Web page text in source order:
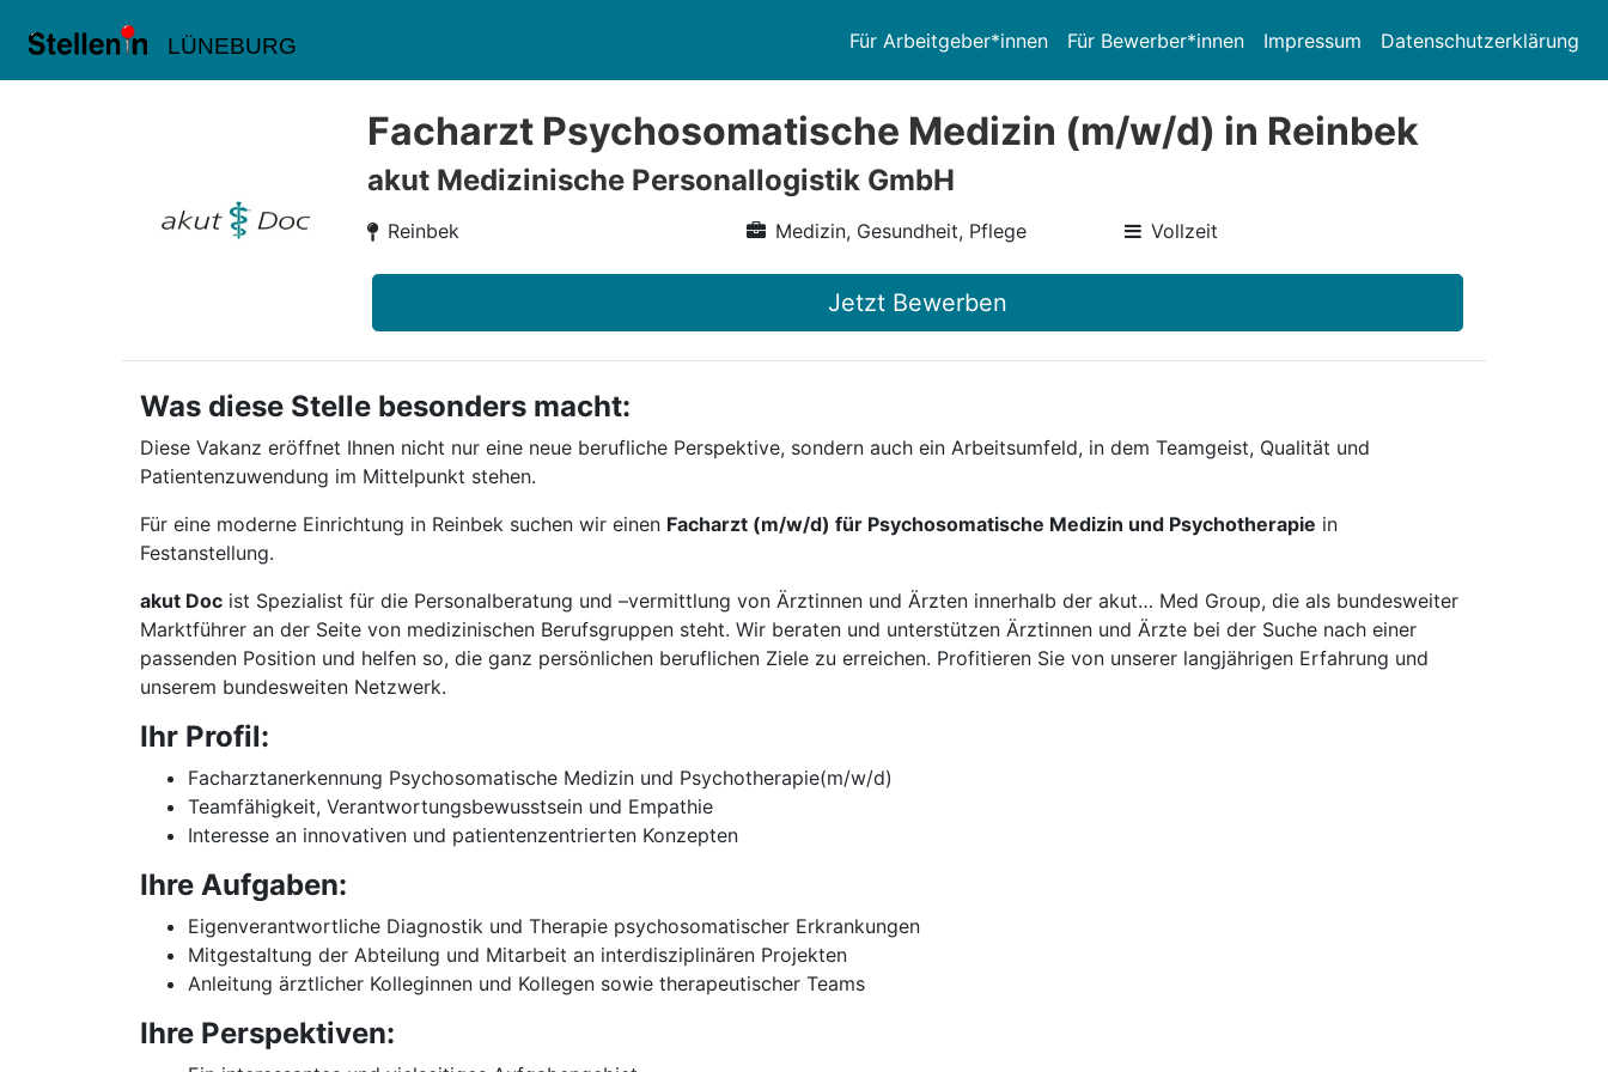
LÜNEBURG Für Arbeitgeber*innen Für Bewerber*innen Impressum Datenschutzerklärung
Facharzt Psychosomatische Medizin (m/w/d) in Reinbek
akut Medizinische Personallogistik GmbH
Reinbek Medizin, Gesundheit, Pflege Vollzeit
Jetzt Bewerben
Was diese Stelle besonders macht:
Diese Vakanz eröffnet Ihnen nicht nur eine neue berufliche Perspektive, sondern auch ein Arbeitsumfeld, in dem Teamgeist, Qualität und
Patientenzuwendung im Mittelpunkt stehen.
Für eine moderne Einrichtung in Reinbek suchen wir einen Facharzt (m/w/d) für Psychosomatische Medizin und Psychotherapie in
Festanstellung.
akut Doc ist Spezialist für die Personalberatung und –vermittlung von Ärztinnen und Ärzten innerhalb der akut… Med Group, die als bundesweiter
Marktführer an der Seite von medizinischen Berufsgruppen steht. Wir beraten und unterstützen Ärztinnen und Ärzte bei der Suche nach einer
passenden Position und helfen so, die ganz persönlichen beruflichen Ziele zu erreichen. Profitieren Sie von unserer langjährigen Erfahrung und
unserem bundesweiten Netzwerk.
Ihr Profil:
Facharztanerkennung Psychosomatische Medizin und Psychotherapie(m/w/d)
Teamfähigkeit, Verantwortungsbewusstsein und Empathie
Interesse an innovativen und patientenzentrierten Konzepten
Ihre Aufgaben:
Eigenverantwortliche Diagnostik und Therapie psychosomatischer Erkrankungen
Mitgestaltung der Abteilung und Mitarbeit an interdisziplinären Projekten
Anleitung ärztlicher Kolleginnen und Kollegen sowie therapeutischer Teams
Ihre Perspektiven: